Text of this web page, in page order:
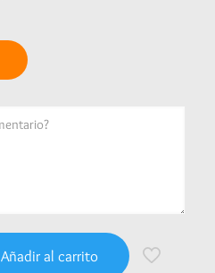
Añadir al carrito